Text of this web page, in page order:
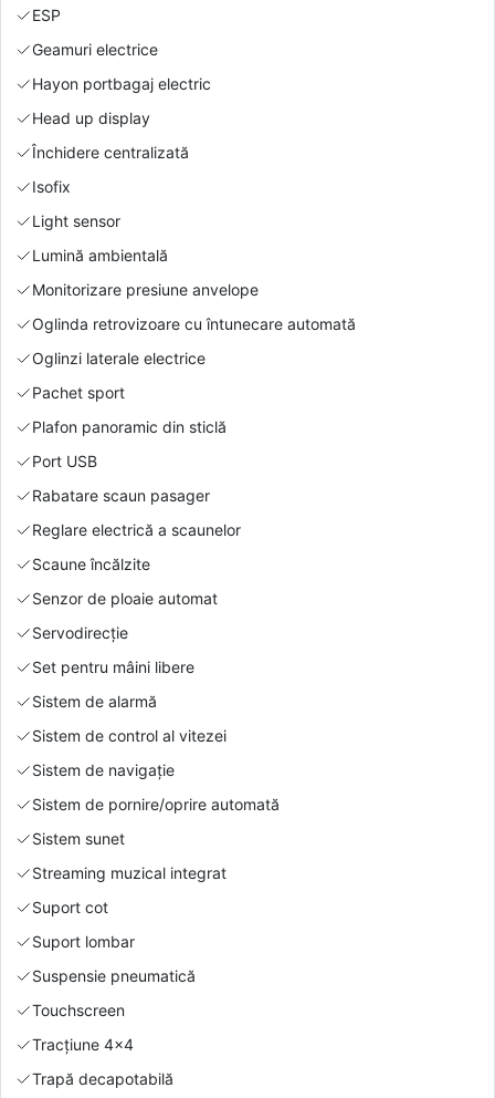
ESP
Geamuri electrice
Hayon portbagaj electric
Head up display
Închidere centralizată
Isofix
Light sensor
Lumină ambientală
Monitorizare presiune anvelope
Oglinda retrovizoare cu întunecare automată
Oglinzi laterale electrice
Pachet sport
Plafon panoramic din sticlă
Port USB
Rabatare scaun pasager
Reglare electrică a scaunelor
Scaune încălzite
Senzor de ploaie automat
Servodirecție
Set pentru mâini libere
Sistem de alarmă
Sistem de control al vitezei
Sistem de navigație
Sistem de pornire/oprire automată
Sistem sunet
Streaming muzical integrat
Suport cot
Suport lombar
Suspensie pneumatică
Touchscreen
Tracțiune 4x4
Trapă decapotabilă